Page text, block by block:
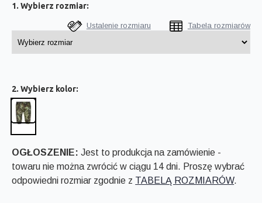
1. Wybierz rozmiar:
Ustalenie rozmiaru Tabela rozmiarów
2. Wybierz kolor:
OGŁOSZENIE: Jest to produkcja na zamówienie -
towaru nie można zwrócić w ciągu 14 dni. Proszę wybrać
odpowiedni rozmiar zgodnie z TABELĄ ROZMIARÓW.